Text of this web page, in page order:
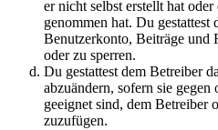
er nicht selbst erstellt hat
genommen hat. Du gestattest
Benutzerkonto, Beiträge und
oder zu sperren.
Du gestattest dem Betreiber
abzuändern, sofern sie
geeignet sind, dem Betreiber
zuzufügen.